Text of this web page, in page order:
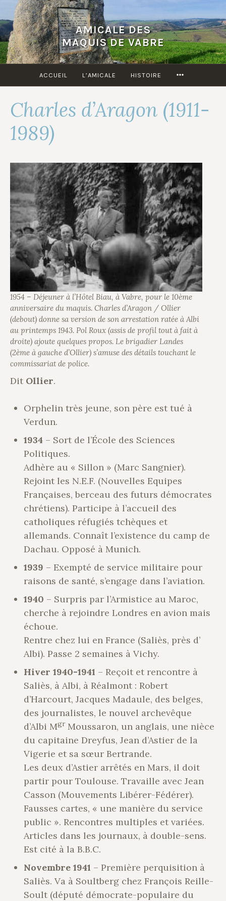
Accéder
au
contenu
principal
AMICALE DES
MAQUIS DE VABRE
ACCUEIL L’AMICALE HISTOIRE
Charles d’Aragon (1911-
1989)
1954 – Déjeuner à l’Hôtel Biau, à Vabre, pour le 10ème
anniversaire du maquis. Charles d’Aragon / Ollier
(debout) donne sa version de son arrestation ratée à Albi
au printemps 1943. Pol Roux (assis de profil tout à fait à
droite) ajoute quelques propos. Le brigadier Landes
(2ème à gauche d’Ollier) s’amuse des détails touchant le
commissariat de police.
Dit Ollier.
Orphelin très jeune, son père est tué à
Verdun.
1934 – Sort de l’École des Sciences
Politiques.
Adhère au « Sillon » (Marc Sangnier).
Rejoint les N.E.F. (Nouvelles Equipes
Françaises, berceau des futurs démocrates
chrétiens). Participe à l’accueil des
catholiques réfugiés tchèques et
allemands. Connaît l’existence du camp de
Dachau. Opposé à Munich.
1939 – Exempté de service militaire pour
raisons de santé, s’engage dans l’aviation.
1940 – Surpris par l’Armistice au Maroc,
cherche à rejoindre Londres en avion mais
échoue.
Rentre chez lui en France (Saliès, près d’
Albi). Passe 2 semaines à Vichy.
Hiver 1940-1941 – Reçoit et rencontre à
Saliès, à Albi, à Réalmont : Robert
d’Harcourt, Jacques Madaule, des belges,
des journalistes, le nouvel archevêque
d’Albi MgrMoussaron, un anglais, une nièce
du capitaine Dreyfus, Jean d’Astier de la
Vigerie et sa sœur Bertrande.
Les deux d’Astier arrêtés en Mars, il doit
partir pour Toulouse. Travaille avec Jean
Casson (Mouvements Libérer-Fédérer).
Fausses cartes, « une manière du service
public ». Rencontres multiples et variées.
Articles dans les journaux, à double-sens.
Est cité à la B.B.C.
Novembre 1941 – Première perquisition à
Saliès. Va à Soultberg chez François Reille-
Soult (député démocrate-populaire du